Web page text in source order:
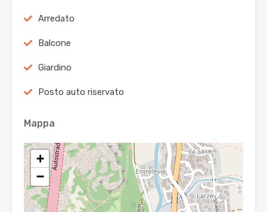
Arredato
Balcone
Giardino
Posto auto riservato
Mappa
+
−